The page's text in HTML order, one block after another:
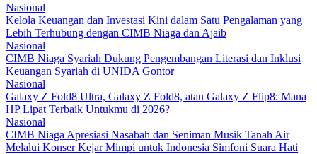
Nasional
Kelola Keuangan dan Investasi Kini dalam Satu Pengalaman yang
Lebih Terhubung dengan CIMB Niaga dan Ajaib
Nasional
CIMB Niaga Syariah Dukung Pengembangan Literasi dan Inklusi
Keuangan Syariah di UNIDA Gontor
Nasional
Galaxy Z Fold8 Ultra, Galaxy Z Fold8, atau Galaxy Z Flip8: Mana
HP Lipat Terbaik Untukmu di 2026?
Nasional
CIMB Niaga Apresiasi Nasabah dan Seniman Musik Tanah Air
Melalui Konser Kejar Mimpi untuk Indonesia Simfoni Suara Hati